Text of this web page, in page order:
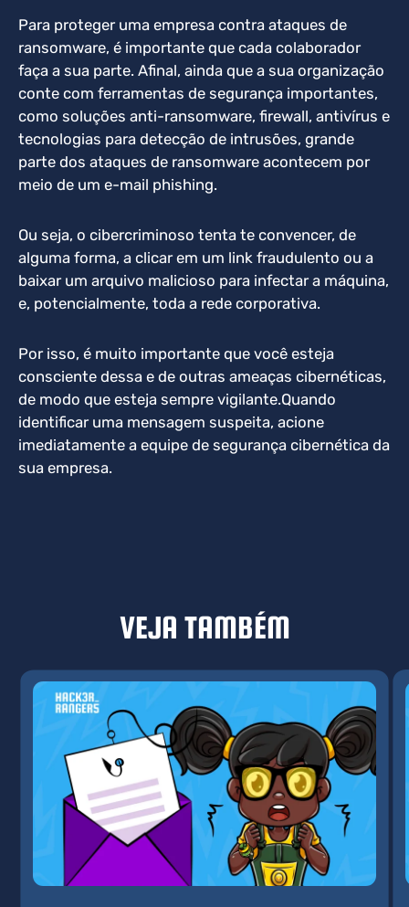
Para proteger uma empresa contra ataques de
ransomware, é importante que cada colaborador
faça a sua parte. Afinal, ainda que a sua organização
conte com ferramentas de segurança importantes,
como soluções anti-ransomware, firewall, antivírus e
tecnologias para detecção de intrusões, grande
parte dos ataques de ransomware acontecem por
meio de um e-mail phishing.
Ou seja, o cibercriminoso tenta te convencer, de
alguma forma, a clicar em um link fraudulento ou a
baixar um arquivo malicioso para infectar a máquina,
e, potencialmente, toda a rede corporativa.
Por isso, é muito importante que você esteja
consciente dessa e de outras ameaças cibernéticas,
de modo que esteja sempre vigilante.Quando
identificar uma mensagem suspeita, acione
imediatamente a equipe de segurança cibernética da
sua empresa.
VEJA TAMBÉM